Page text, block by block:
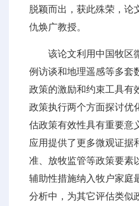
脱颖而出，获此殊荣，论
仇焕广教授。
该论文利用中国牧区
例访谈和地理遥感等多套
政策的激励和约束工具有
政策执行两个方面探讨优
估政策有效性具有重要意
应用提供了更多微观证据
准、放牧监管等政策要素
辅助性措施纳入牧户家庭
分析中，为其它评估类似